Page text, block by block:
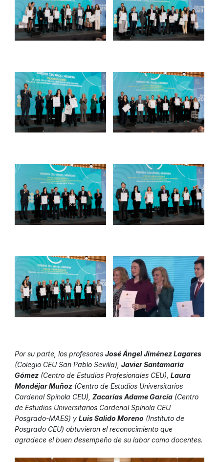
Por su parte, los profesores José Ángel Jiménez Lagares
(Colegio CEU San Pablo Sevilla), Javier Santamaría
Gómez (Centro de Estudios Profesionales CEU), Laura
Mondéjar Muñoz (Centro de Estudios Universitarios
Cardenal Spínola CEU), Zacarías Adame García (Centro
de Estudios Universitarios Cardenal Spínola CEU
Posgrado-MAES) y Luis Salido Moreno (Instituto de
Posgrado CEU) obtuvieron el reconocimiento que
agradece el buen desempeño de su labor como docentes.